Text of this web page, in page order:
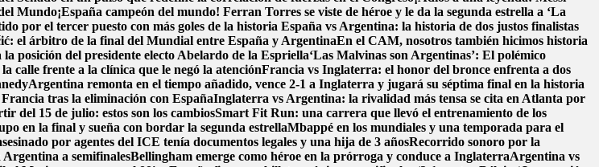
Mundo¡España campeón del mundo! Ferran Torres se viste de héroe y le da la segunda estrella a ‘La
por el tercer puesto con más goles de la historia España vs Argentina: la historia de dos justos finalistas
el árbitro de la final del Mundial entre España y ArgentinaEn el CAM, nosotros también hicimos historia
posición del presidente electo Abelardo de la Espriella‘Las Malvinas son Argentinas’: El polémico
calle frente a la clínica que le negó la atenciónFrancia vs Inglaterra: el honor del bronce enfrenta a dos
Argentina remonta en el tiempo añadido, vence 2-1 a Inglaterra y jugará su séptima final en la historia
tras la eliminación con EspañaInglaterra vs Argentina: la rivalidad más tensa se cita en Atlanta por
del 15 de julio: estos son los cambiosSmart Fit Run: una carrera que llevó el entrenamiento de los
en la final y sueña con bordar la segunda estrellaMbappé en los mundiales y una temporada para el
por agentes del ICE tenía documentos legales y una hija de 3 añosRecorrido sonoro por la
a semifinalesBellingham emerge como héroe en la prórroga y conduce a InglaterraArgentina vs